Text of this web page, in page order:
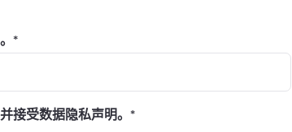
接受数据隐私声明。